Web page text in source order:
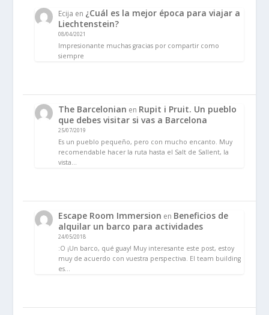
Ecija en ¿Cuál es la mejor época para viajar a
Liechtenstein?
08/04/2021
Impresionante muchas gracias por compartir como
siempre
The Barcelonian en Rupit i Pruit. Un pueblo
que debes visitar si vas a Barcelona
25/07/2019
Es un pueblo pequeño, pero con mucho encanto. Muy
recomendable hacer la ruta hasta el Salt de Sallent, la
vista…
Escape Room Immersion en Beneficios de
alquilar un barco para actividades
24/05/2018
:O ¡Un barco, qué guay! Muy interesante este post, estoy
muy de acuerdo con vuestra perspectiva. El team building
es…